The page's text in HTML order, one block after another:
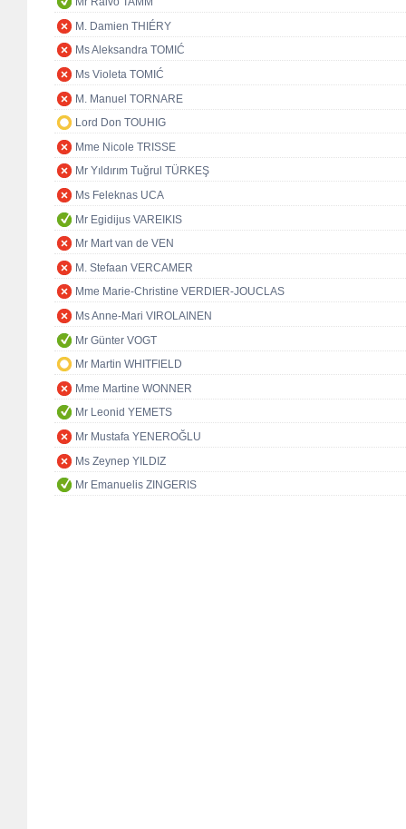
M. Damien THIÉRY
Ms Aleksandra TOMIĆ
Ms Violeta TOMIĆ
M. Manuel TORNARE
Lord Don TOUHIG
Mme Nicole TRISSE
Mr Yıldırım Tuğrul TÜRKEŞ
Ms Feleknas UCA
Mr Egidijus VAREIKIS
Mr Mart van de VEN
M. Stefaan VERCAMER
Mme Marie-Christine VERDIER-JOUCLAS
Ms Anne-Mari VIROLAINEN
Mr Günter VOGT
Mr Martin WHITFIELD
Mme Martine WONNER
Mr Leonid YEMETS
Mr Mustafa YENEROĞLU
Ms Zeynep YILDIZ
Mr Emanuelis ZINGERIS